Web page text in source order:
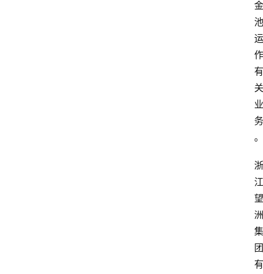
金
池
运
作
有
关
业
务
。
浙
江
望
洲
集
团
有